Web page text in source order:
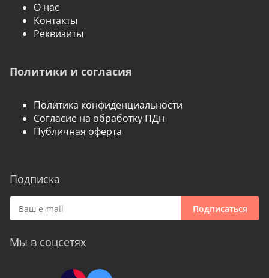
О нас
Контакты
Реквизиты
Политики и согласия
Политика конфиденциальности
Согласие на обработку ПДн
Публичная оферта
Мы в соцсетях
Подписка
Подписаться